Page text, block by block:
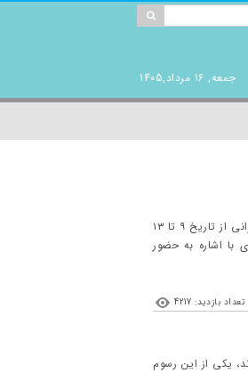
جمعه, 16 مرداد,1405
«احمد خورگامی» مدیرعامل شرکت نمایشگاه‌های بین‌المللی با اعلام این خبر اظهار کرد: رویداد فرهنگی و اقتصادی هفتمین جشنواره اقوام ایرانی از تاریخ ۹ تا ۱۳
۲۱ پذیرای عموم مردم خواهد بود. وی با اشاره به حضور
تعداد بازدید: 4217
یکی از این رسوم